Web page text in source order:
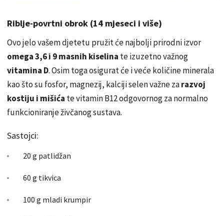
Riblje-povrtni obrok (14 mjeseci i više)
Ovo jelo vašem djetetu pružit će najbolji prirodni izvor
omega 3,6 i 9 masnih kiselina te izuzetno važnog
vitamina D. Osim toga osigurat će i veće količine minerala
kao što su fosfor, magnezij, kalciji selen važne zarazvoj
kostiju i mišića te vitamin B12 odgovornog za normalno
funkcioniranje živčanog sustava.
Sastojci:
20 g patlidžan
60 g tikvica
100 g mladi krumpir